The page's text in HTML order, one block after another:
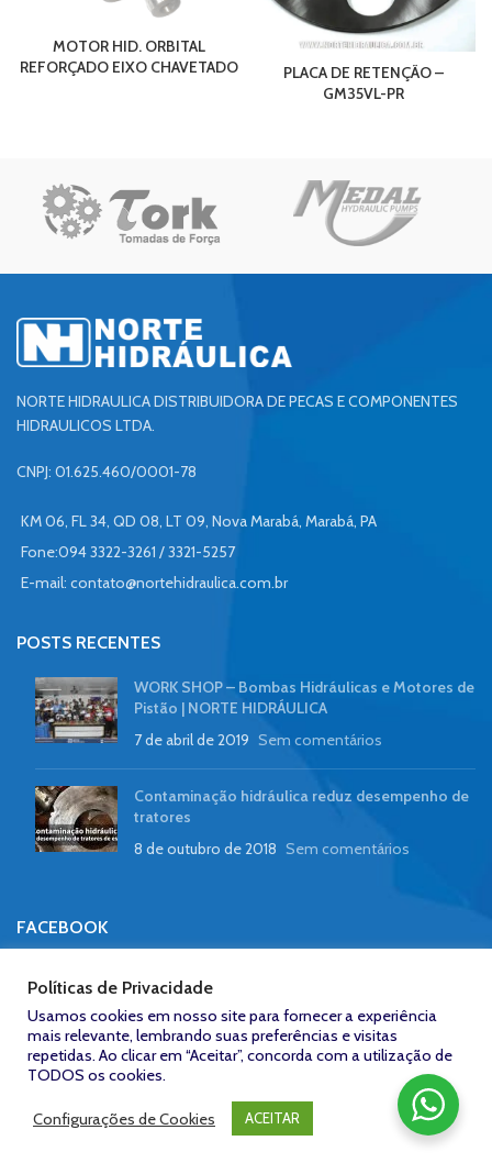
MOTOR HID. ORBITAL
REFORÇADO EIXO CHAVETADO
PLACA DE RETENÇÃO –
GM35VL-PR
NORTE HIDRAULICA DISTRIBUIDORA DE PECAS E COMPONENTES
HIDRAULICOS LTDA.
CNPJ: 01.625.460/0001-78
KM 06, FL 34, QD 08, LT 09, Nova Marabá, Marabá, PA
Fone:094 3322-3261 / 3321-5257
E-mail: contato@nortehidraulica.com.br
POSTS RECENTES
WORK SHOP – Bombas Hidráulicas e Motores de
Pistão | NORTE HIDRÁULICA
7 de abril de 2019 Sem comentários
Contaminação hidráulica reduz desempenho de
tratores
8 de outubro de 2018 Sem comentários
FACEBOOK
NORTE HIDRÁULICA © 2023 /Desenvolvido por: Agência ZeroumStudio -
Políticas de Privacidade
Usamos cookies em nosso site para fornecer a experiência
mais relevante, lembrando suas preferências e visitas
repetidas. Ao clicar em “Aceitar”, concorda com a utilização de
TODOS os cookies.
Configurações de Cookies ACEITAR